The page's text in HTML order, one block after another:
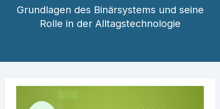
Grundlagen des Binärsystems und seine
Rolle in der Alltagstechnologie